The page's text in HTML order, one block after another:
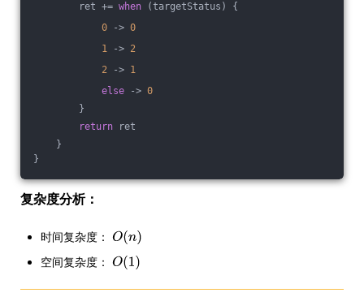
ret += when (targetStatus) {
0 -> 0
1 -> 2
2 -> 1
else -> 0
}
return ret
}
}
复杂度分析：
时间复杂度：
空间复杂度：